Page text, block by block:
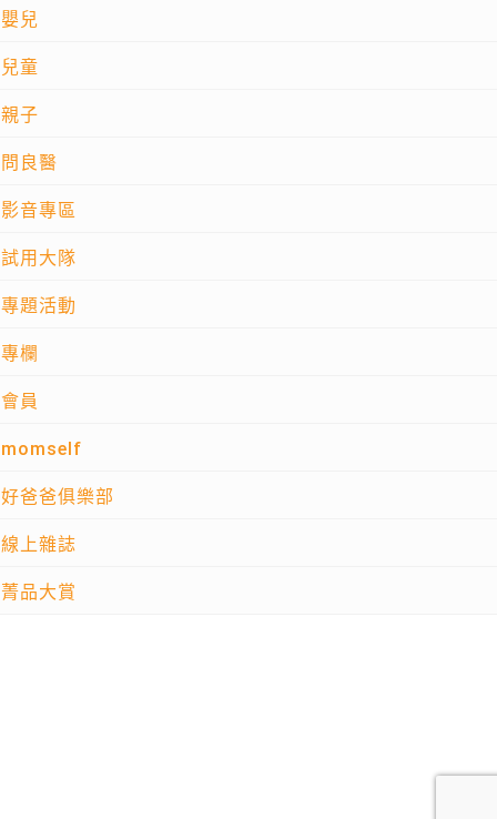
嬰兒
兒童
親子
問良醫
影音專區
試用大隊
專題活動
專欄
會員
momself
好爸爸俱樂部
線上雜誌
菁品大賞